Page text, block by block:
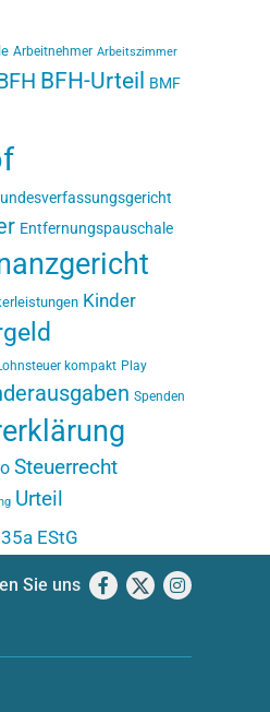
Arbeitnehmer Arbeitszimmer
BFH-Urteil BMF
Entfernungspauschale
Kinder
kompakt Play
Spenden
Steuerrecht
Urteil
EStG
Sie uns Facebook
X Instagram